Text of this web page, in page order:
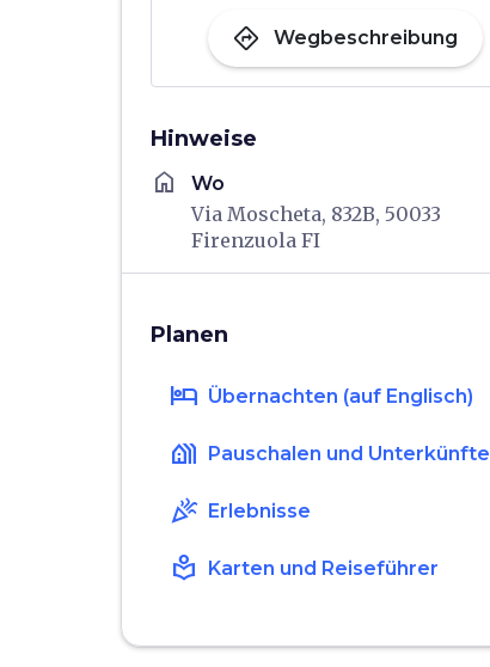
directions Wegbeschreibung
Hinweise
home Wo
Via Moscheta, 832B, 50033
Firenzuola FI
Planen
hotel Übernachten (auf Englisch)
holiday_village Pauschalen und Unterkünfte
celebration Erlebnisse
local_library Karten und Reiseführer